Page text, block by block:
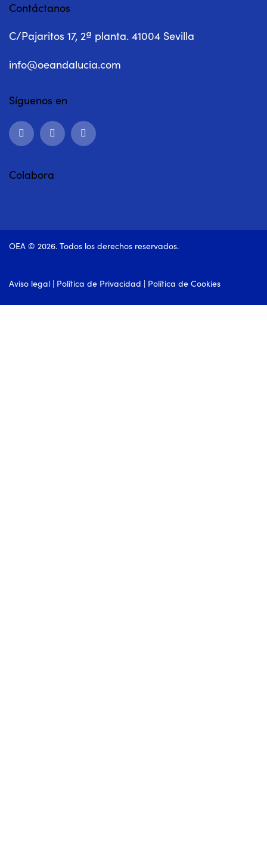
Contáctanos
C/Pajaritos 17, 2ª planta. 41004 Sevilla
info@oeandalucia.com
Síguenos en
Colabora
OEA © 2026. Todos los derechos reservados.
Aviso legal | Política de Privacidad | Política de Cookies